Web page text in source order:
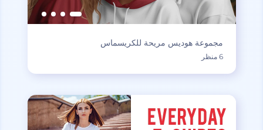
مجموعة هوديس مريحة للكريسماس
6 منظر